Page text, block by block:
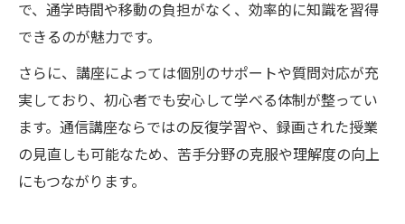
で、通学時間や移動の負担がなく、効率的に知識を習得
できるのが魅力です。
さらに、講座によっては個別のサポートや質問対応が充
実しており、初心者でも安心して学べる体制が整ってい
ます。通信講座ならではの反復学習や、録画された授業
の見直しも可能なため、苦手分野の克服や理解度の向上
にもつながります。